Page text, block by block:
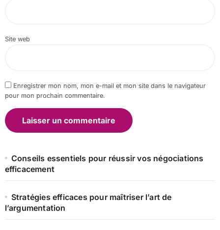
Site web
Enregistrer mon nom, mon e-mail et mon site dans le navigateur
pour mon prochain commentaire.
Conseils essentiels pour réussir vos négociations
efficacement
Stratégies efficaces pour maîtriser l’art de
l’argumentation